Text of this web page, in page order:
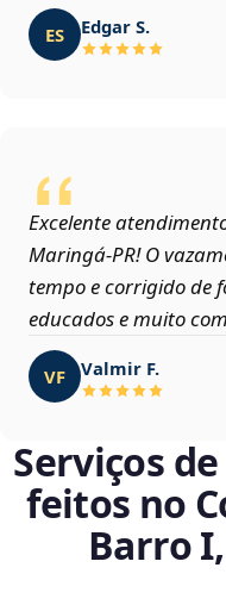
ES Edgar S.
Excelente
Maringá‑PR! O
tempo e corrigido de
educados e muito
VF Valmir F.
Serviços
feitos no
Barro